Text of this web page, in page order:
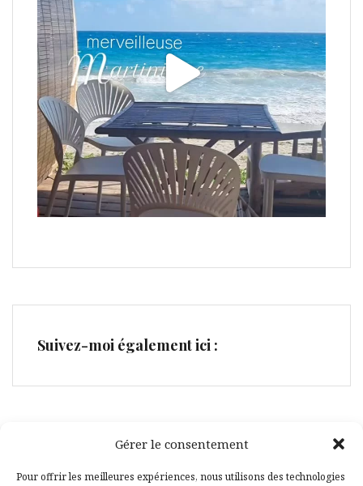
Gérer le consentement
Pour offrir les meilleures expériences, nous utilisons des technologies
Suivez-moi également ici :
Facebook
Pinterest